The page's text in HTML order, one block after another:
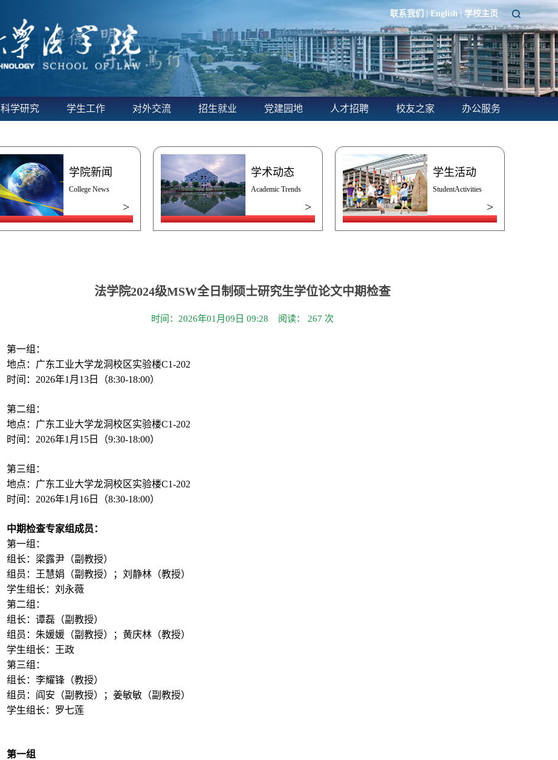
联系我们 | English | 学校主页
科学研究 学生工作 对外交流 招生就业 党建园地 人才招聘 校友之家 办公服务
学院新闻
College News
>
学术动态
Academic Trends
>
学生活动
StudentActivities
>
法学院2024级MSW全日制硕士研究生学位论文中期检查
时间：2026年01月09日 09:28 阅读： 267 次
第一组：
地点：广东工业大学龙洞校区实验楼C1-202
时间：2026年1月13日（8:30-18:00）
第二组：
地点：广东工业大学龙洞校区实验楼C1-202
时间：2026年1月15日（9:30-18:00）
第三组：
地点：广东工业大学龙洞校区实验楼C1-202
时间：2026年1月16日（8:30-18:00）
中期检查专家组成员：
第一组：
组长：梁露尹（副教授）
组员：王慧娟（副教授）；刘静林（教授）
学生组长：刘永薇
第二组：
组长：谭磊（副教授）
组员：朱媛媛（副教授）；黄庆林（教授）
学生组长：王政
第三组：
组长：李耀锋（教授）
组员：阎安（副教授）；姜敏敏（副教授）
学生组长：罗七莲
第一组